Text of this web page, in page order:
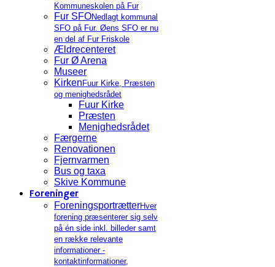
Kommuneskolen på Fur
Fur SFONedlagt kommunal
SFO på Fur. Øens SFO er nu
en del af Fur Friskole
Ældrecenteret
Fur Ø Arena
Museer
Kirken Fuur Kirke, Præsten
og menighedsrådet
Fuur Kirke
Præsten
Menighedsrådet
Færgerne
Renovationen
Fjernvarmen
Bus og taxa
Skive Kommune
Foreninger
ForeningsportrætterHver
forening præsenterer sig selv
på én side inkl. billeder samt
en række relevante
informationer -
kontaktinformationer,